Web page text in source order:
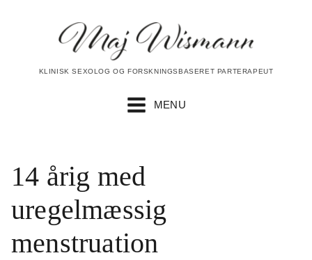
KLINISK SEXOLOG OG FORSKNINGSBASERET PARTERAPEUT
MENU
14 årig med
uregelmæssig
menstruation